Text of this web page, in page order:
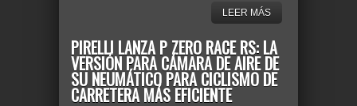
LEER MÁS
PIRELLI LANZA P ZERO RACE RS: LA
VERSIÓN PARA CÁMARA DE AIRE DE
SU NEUMÁTICO PARA CICLISMO DE
CARRETERA MÁS EFICIENTE